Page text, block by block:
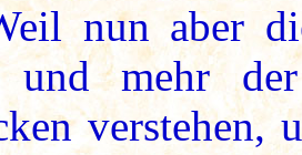
nun aber
und mehr der
verstehen,